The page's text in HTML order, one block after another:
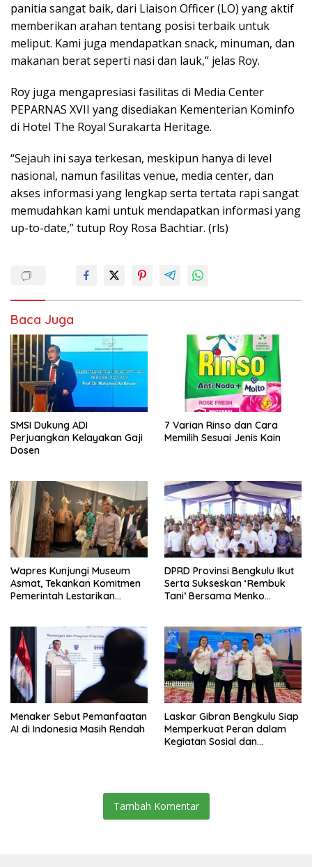
panitia sangat baik, dari Liaison Officer (LO) yang aktif
memberikan arahan tentang posisi terbaik untuk
meliput. Kami juga mendapatkan snack, minuman, dan
makanan berat seperti nasi dan lauk,” jelas Roy.
Roy juga mengapresiasi fasilitas di Media Center
PEPARNAS XVII yang disediakan Kementerian Kominfo
di Hotel The Royal Surakarta Heritage.
“Sejauh ini saya terkesan, meskipun hanya di level
nasional, namun fasilitas venue, media center, dan
akses informasi yang lengkap serta tertata rapi sangat
memudahkan kami untuk mendapatkan informasi yang
up-to-date,” tutup Roy Rosa Bachtiar. (rls)
Baca Juga
SMSI Dukung ADI
Perjuangkan Kelayakan Gaji
Dosen
7 Varian Rinso dan Cara
Memilih Sesuai Jenis Kain
Wapres Kunjungi Museum
Asmat, Tekankan Komitmen
Pemerintah Lestarikan
DPRD Provinsi Bengkulu Ikut
Serta Sukseskan ‘Rembuk
Tani’ Bersama Menko
Menaker Sebut Pemanfaatan
AI di Indonesia Masih Rendah
Laskar Gibran Bengkulu Siap
Memperkuat Peran dalam
Kegiatan Sosial dan
Tambah Komentar